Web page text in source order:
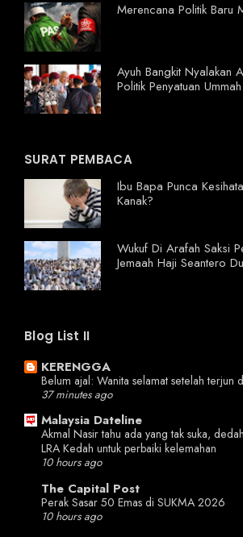
Merencana Politik Baru
Ayuh Bangkit Nyalakan
Politik Penyatuan Ummah
SURAT PEMBACA
Ibu Bapa Punca
Kanak?
Wukuf Di Arafah Saksi
Jemaah Haji Seantero
Blog List II
KERENGGA
Belum ajal: Wanita selamat setelah terjun
37 minutes ago
Malaysia Dateline
Akmal Nasir tahu ada yang tak suka,
LRA Kedah untuk perbaiki kelemahan
10 hours ago
The Capital Post
Perak Sasar 50 Emas di SUKMA 2026
10 hours ago